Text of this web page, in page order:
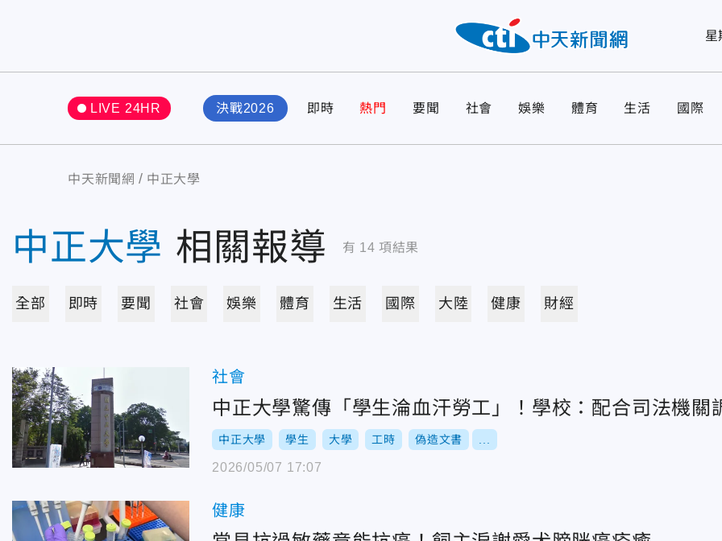
星
LIVE 24HR 決戰2026 即時 熱門 要聞 社會 娛樂 體育 生活 國際
中天新聞網 中正大學
中正大學 相關報導 有 14 項結果
全部 即時 要聞 社會 娛樂 體育 生活 國際 大陸 健康 財經
社會
中正大學驚傳「學生淪血汗勞工」！學校：配合司法機關
中正大學 學生 大學 工時 偽造文書
2026/05/07 17:07
健康